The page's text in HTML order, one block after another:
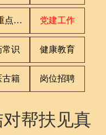
市级重点专科 党建工作
常识 健康教育
古籍 岗位招聘
帮扶见真